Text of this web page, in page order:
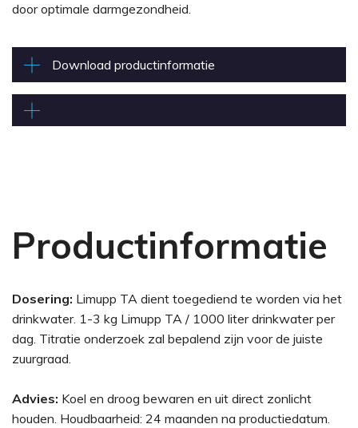
door optimale darmgezondheid.
Download productinformatie
Productinformatie
Dosering: Limupp TA dient toegediend te worden via het
drinkwater. 1-3 kg Limupp TA / 1000 liter drinkwater per
dag. Titratie onderzoek zal bepalend zijn voor de juiste
zuurgraad.
Advies: Koel en droog bewaren en uit direct zonlicht
houden. Houdbaarheid: 24 maanden na productiedatum.